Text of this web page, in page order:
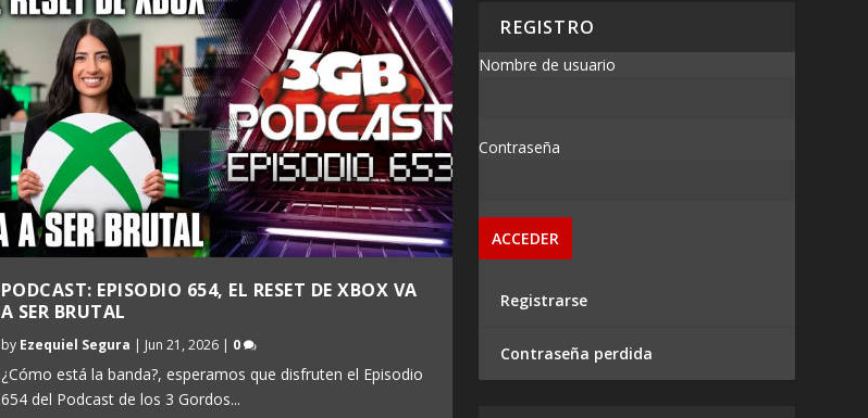
PODCAST: EPISODIO 654, EL RESET DE XBOX VA
A SER BRUTAL
by Ezequiel Segura | Jun 21, 2026| 0
¿Cómo está la banda?, esperamos que disfruten el Episodio
654 del Podcast de los 3 Gordos...
REGISTRO
Nombre de usuario
Contraseña
Registrarse
Contraseña perdida